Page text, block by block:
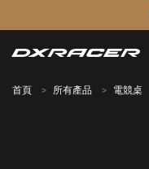
首頁 所有產品 電競桌